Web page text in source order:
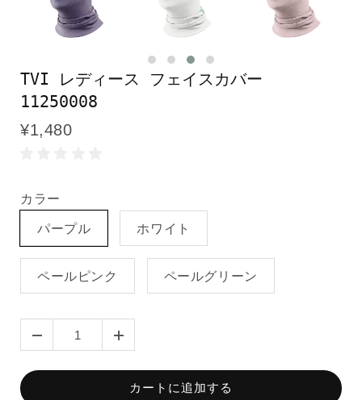
TVI レディース フェイスカバー
11250008
¥1,480
カラー
パープル ホワイト
ペールピンク ペールグリーン
カートに追加する